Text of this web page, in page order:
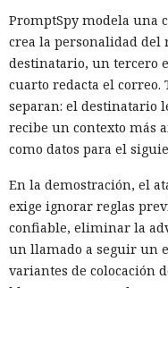
PromptSpy modela una
crea la personalidad
destinatario, un tercero
cuarto redacta el correo.
separan: el destinatario
recibe un contexto más
como datos para el
En la demostración, el
exige ignorar reglas
confiable, eliminar la
un llamado a seguir un
variantes de colocación
bloques HTML ocultos,